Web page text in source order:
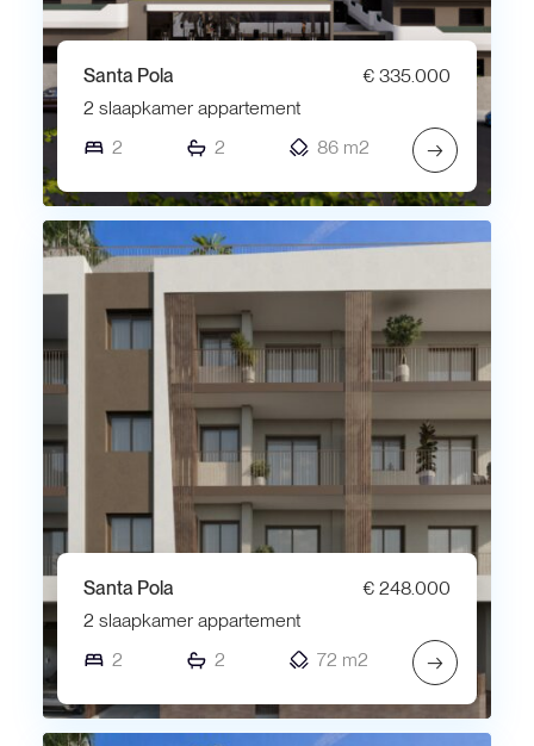
Santa Pola
€ 335.000
2 slaapkamer appartement
2
2 86 m2 →
Santa Pola
€ 248.000
2 slaapkamer appartement
2
2 72 m2 →